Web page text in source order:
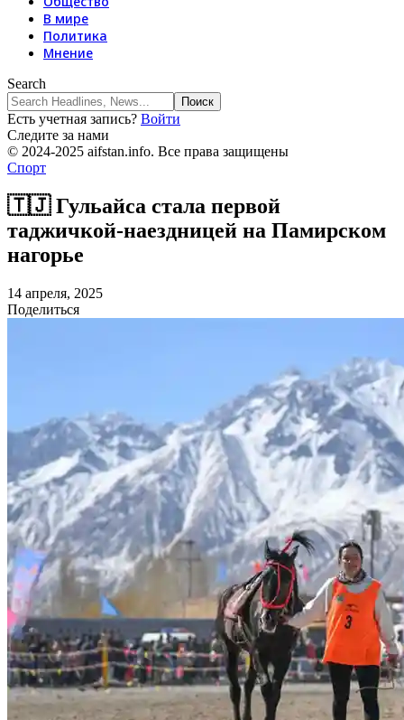
В мире
Политика
Мнение
Search
Есть учетная запись? Войти
Следите за нами
© 2024-2025 aifstan.info. Все права защищены
Спорт
🇹🇯 Гульайса стала первой
таджичкой-наездницей на Памирском
нагорье
14 апреля, 2025
Поделиться